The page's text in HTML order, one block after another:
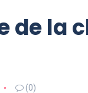
de la
(0)